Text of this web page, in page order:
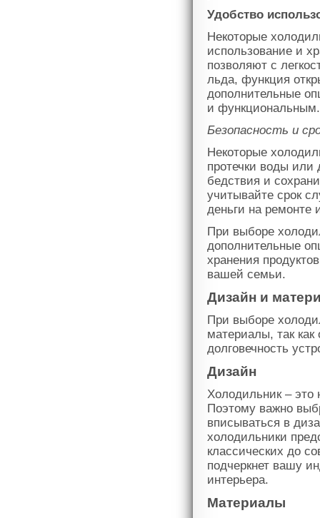
Удобство
Некоторые
использование и
позволяют с
льда, функция
дополнительные
и функциональным.
Безопасность и
Некоторые
протечки воды или
бедствия и
учитывайте срок
деньги на
При выборе
дополнительные
хранения
вашей семьи.
Дизайн и
При выборе
материалы, так
долговечность
Дизайн
Холодильник – это
Поэтому важно
вписываться в
холодильники
классических до
подчеркнет вашу
интерьера.
Материалы